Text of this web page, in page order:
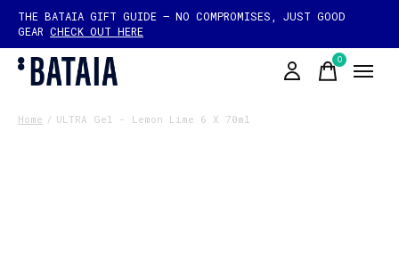
THE BATAIA GIFT GUIDE — NO COMPROMISES, JUST GOOD
GEAR CHECK OUT HERE
0items
Home / ULTRA Gel - Lemon Lime 6 X 70ml